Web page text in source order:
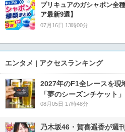
プリキュアのガシャポン全
ア最新9選】
07月16日 13時00分
エンタメ | アクセスランキング
2027年のF1全レースを現
「夢のシーズンチケット
08月05日 17時48分
乃木坂46・賀喜遥香が週